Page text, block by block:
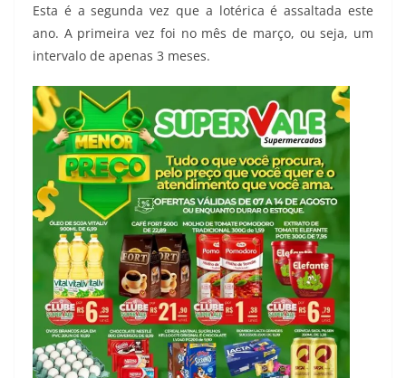
Esta é a segunda vez que a lotérica é assaltada este
ano. A primeira vez foi no mês de março, ou seja, um
intervalo de apenas 3 meses.